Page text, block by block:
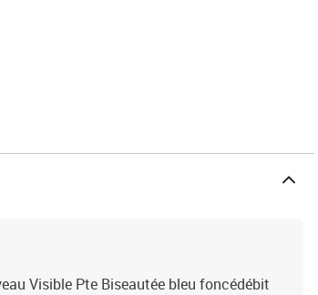
Visible Pte Biseautée bleu foncédébit